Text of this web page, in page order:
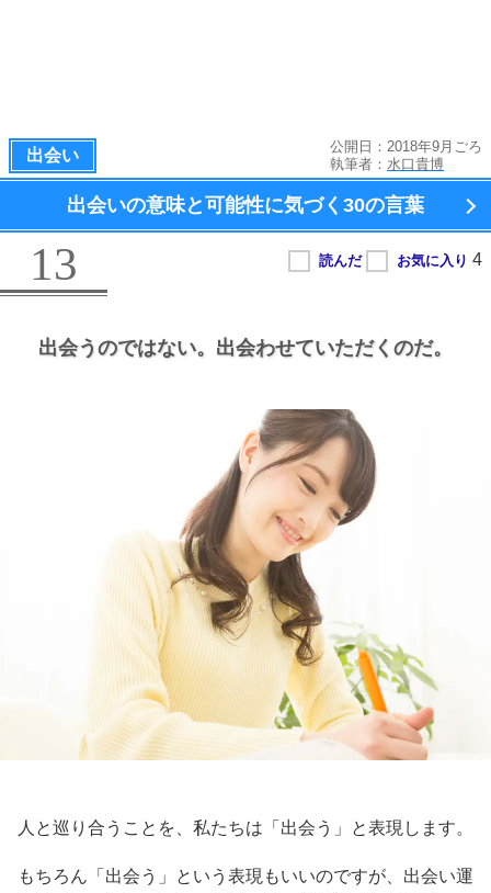
出会い
公開日：2018年9月ごろ
執筆者： 水口貴博
出会いの意味と可能性に気づく 30の言葉
13
出会うのではない。 出会わせていただくのだ。
人と巡り合うことを、私たちは「出会う」と表現します。
もちろん「出会う」という表現もいいのですが、出会い運